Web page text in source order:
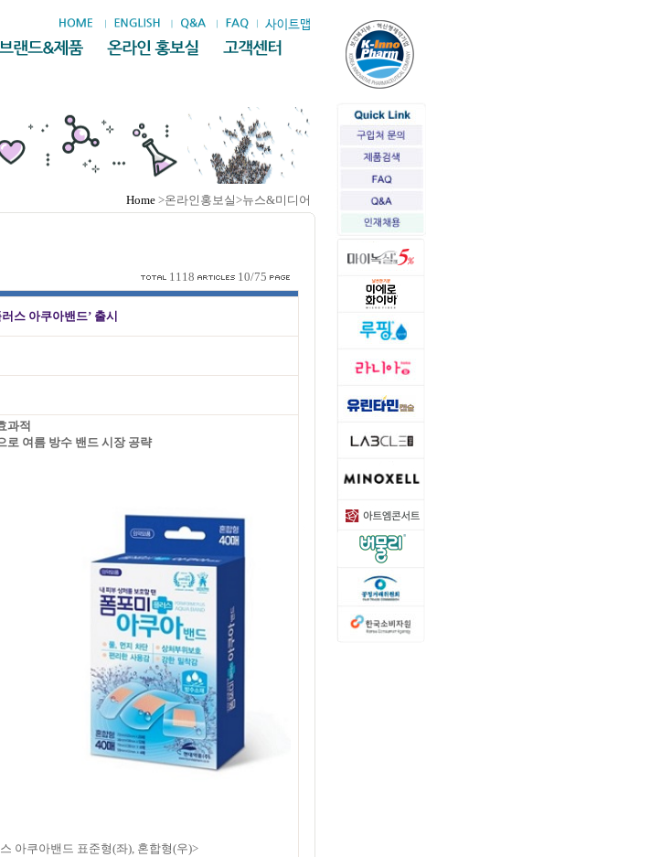
Home >온라인홍보실>뉴스&미디어
1118
10/75
스 아쿠아밴드’ 출시
과적
로 여름 방수 밴드 시장 공략
아쿠아밴드 표준형(좌), 혼합형(우)>